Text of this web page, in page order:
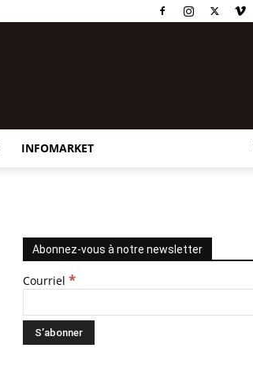
INFOMARKET
Abonnez-vous à notre newsletter
Courriel *